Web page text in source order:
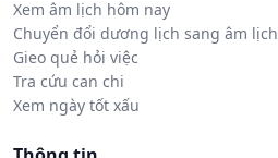
Xem âm lịch hôm nay
Chuyển đổi dương lịch sang âm lịch
Gieo quẻ hỏi việc
Tra cứu can chi
Xem ngày tốt xấu